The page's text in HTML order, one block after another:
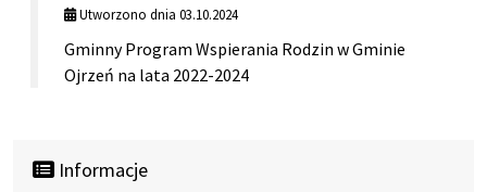
Utworzono dnia 03.10.2024
Gminny Program Wspierania Rodzin w Gminie
Ojrzeń na lata 2022-2024
Informacje